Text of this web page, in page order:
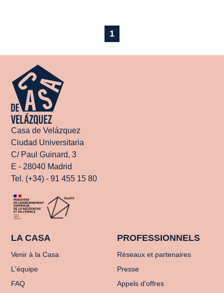
1
Casa de Velázquez
Ciudad Universitaria
C/ Paul Guinard, 3
E - 28040 Madrid
Tel. (+34) - 91 455 15 80
LA CASA
Venir à la Casa
L'équipe
FAQ
PROFESSIONNELS
Réseaux et partenaires
Presse
Appels d'offres